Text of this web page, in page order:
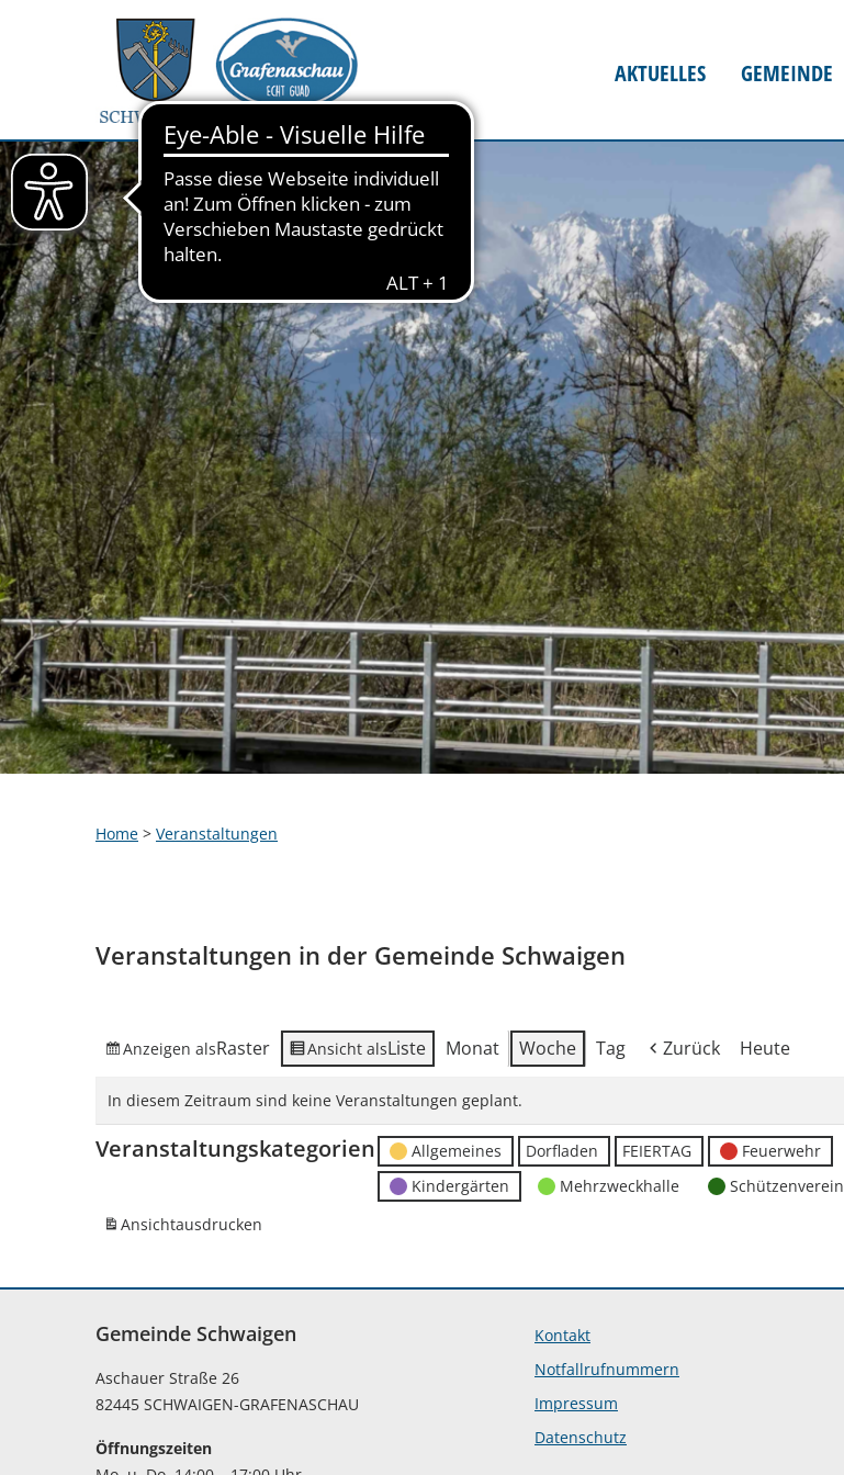
AKTUELLES GEMEINDE
Home > Veranstaltungen
Veranstaltungen in der Gemeinde Schwaigen
Anzeigen alsRaster Ansicht alsListe Monat Woche Tag Zurück Heute
In diesem Zeitraum sind keine Veranstaltungen geplant.
Veranstaltungskategorien Allgemeines Dorfladen FEIERTAG Feuerwehr
Kindergärten
Mehrzweckhalle Schützenverein
Ansichtausdrucken
Gemeinde Schwaigen
Aschauer Straße 26
82445 SCHWAIGEN-GRAFENASCHAU
Öffnungszeiten
Kontakt
Notfallrufnummern
Impressum
Datenschutz